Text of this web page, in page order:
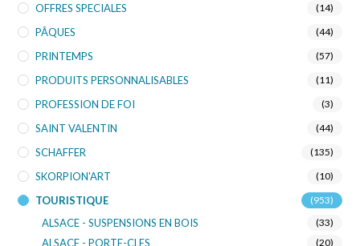
OFFRES SPECIALES (14)
PÂQUES (44)
PRINTEMPS (57)
PRODUITS PERSONNALISABLES (11)
PROFESSION DE FOI (3)
SAINT VALENTIN (44)
SCHAFFER (135)
SKORPION'ART (10)
TOURISTIQUE (953)
ALSACE - SUSPENSIONS EN BOIS (33)
ALSACE - PORTE-CLES (20)